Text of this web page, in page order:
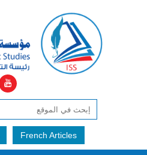
French Articles